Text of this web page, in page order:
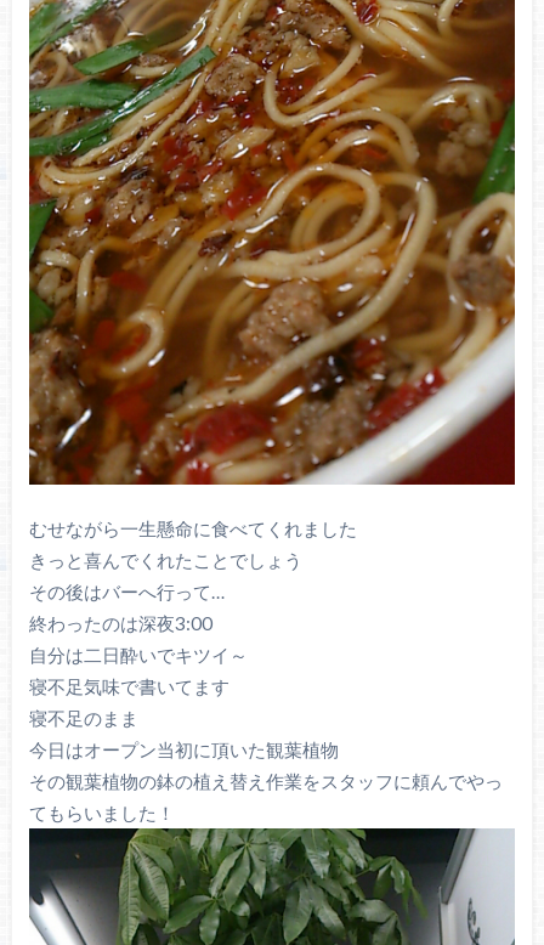
むせながら一生懸命に食べてくれました
きっと喜んでくれたことでしょう
その後はバーへ行って…
終わったのは深夜3:00
自分は二日酔いでキツイ～
寝不足気味で書いてます
寝不足のまま
今日はオープン当初に頂いた観葉植物
その観葉植物の鉢の植え替え作業をスタッフに頼んでやっ
てもらいました！